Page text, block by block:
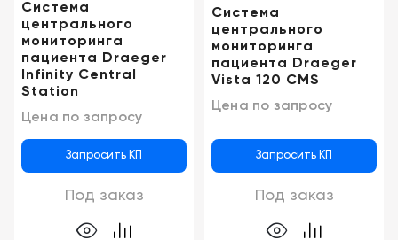
Система
центрального
мониторинга
пациента Draeger
Infinity Central
Station
Цена по запросу
Запросить КП
Под заказ
Система
центрального
мониторинга
пациента Draeger
Vista 120 CMS
Цена по запросу
Запросить КП
Под заказ